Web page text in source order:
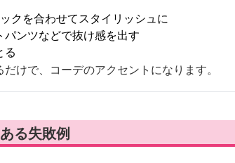
クを合わせてスタイリッシュに
ンツなどで抜け感を出す
る
けで、コーデのアクセントになります。
る失敗例